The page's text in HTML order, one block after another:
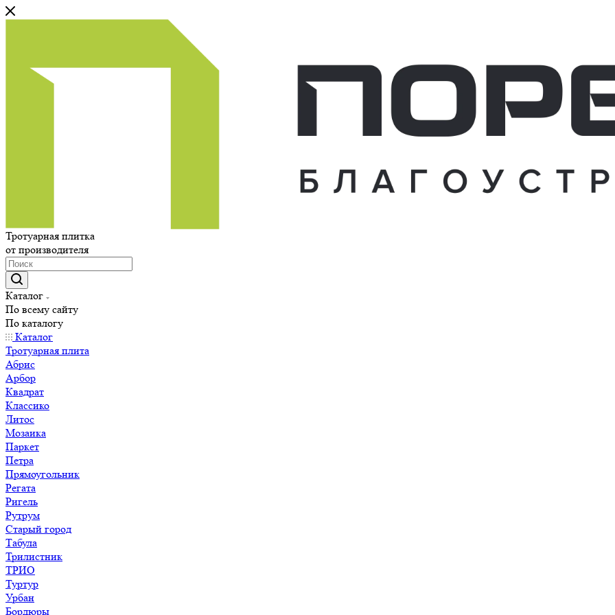
Тротуарная плитка
от производителя
Каталог
По всему сайту
По каталогу
Каталог
Тротуарная плита
Абрис
Арбор
Квадрат
Классико
Литос
Мозаика
Паркет
Петра
Прямоугольник
Регата
Ригель
Рутрум
Старый город
Табула
Трилистник
ТРИО
Туртур
Урбан
Бордюры